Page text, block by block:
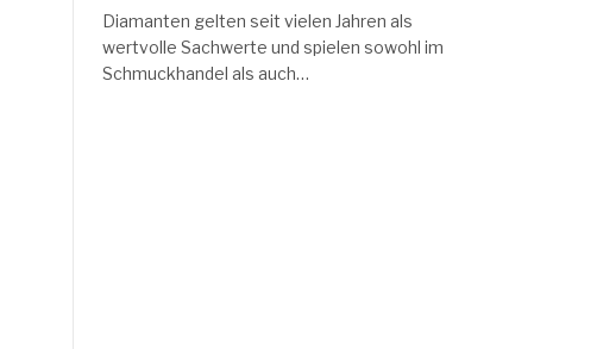
Diamanten gelten seit vielen Jahren als
wertvolle Sachwerte und spielen sowohl im
Schmuckhandel als auch…